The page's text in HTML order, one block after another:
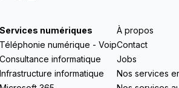
Services numériques
Téléphonie numérique - Voip
Consultance informatique
Infrastructure informatique
À propos
Contact
Jobs
Nos services